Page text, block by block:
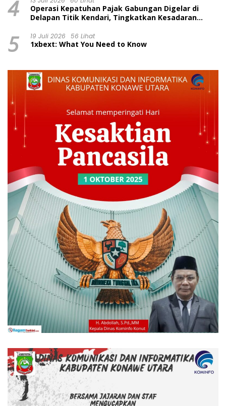
4
Operasi Kepatuhan Pajak Gabungan Digelar di
Delapan Titik Kendari, Tingkatkan Kesadaran
5 19 Juli 2026 56 Lihat
1xbext: What You Need to Know